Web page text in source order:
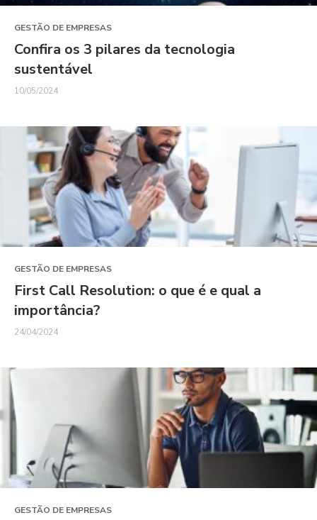
GESTÃO DE EMPRESAS
Confira os 3 pilares da tecnologia
sustentável
10/05/2024
GESTÃO DE EMPRESAS
First Call Resolution: o que é e qual a
importância?
24/04/2024
GESTÃO DE EMPRESAS